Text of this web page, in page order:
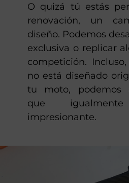
O quizá tú estás
renovación, un
diseño. Podemos
exclusiva o replicar
competición.
no está diseñado
tu moto, podemos
que
impresionante.